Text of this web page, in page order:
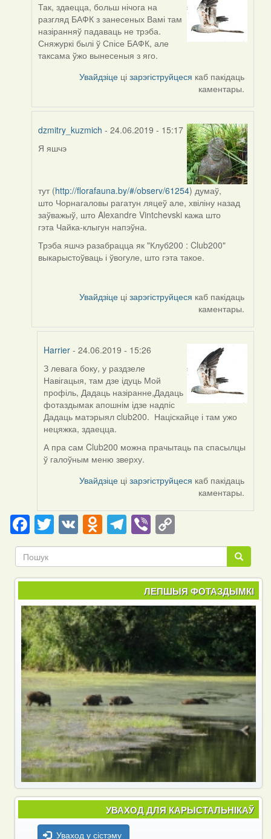
In
reply
to
by
Harrier
Так, здаецца, больш нічога на
разгляд БАФК з занесеных Вамі там
назіранняў падаваць не трэба.
Сняжуркі былі ў Спісе БАФК, але
таксама ўжо вынесеныя з яго.
Увайдзіце цізарэгіструйцеся каб пакідаць
каментары.
dzmitry_kuzmich - 24.06.2019 - 15:17
In
by
Harrier
Я яшчэ
тут (http://florafauna.by/#/observ/61254) думаў,
што Чорнагаловы рагатун ляцеў але, хвіліну назад
заўважыў, што Alexandre Vintchevski кажа што
гэта Чайка-клыгун напэўна.
Трэба яшчэ разабрацца як "Клуб200 : Club200"
выкарыстоўваць і ўвогуле, што гэта такое.
Увайдзіце цізарэгіструйцеся каб пакідаць
каментары.
Harrier - 24.06.2019 - 15:26
In
reply
to
by
dzmitry_kuzmich
З левага боку, у раздзеле
Навігацыя, там дзе ідуць Мой
профіль, Дадаць назіранне,Дадаць
фотаздымак апошнім ідзе надпіс
Дадаць матэрыял club200. Націскайце і там ужо
нецяжка, здаецца.
А пра сам Club200 можна прачытаць па спасылцы
ў галоўным меню зверху.
Увайдзіце цізарэгіструйцеся каб пакідаць
каментары.
Facebook
Twitter
VKOdnoklassniki
Telegram
ViberCopy
Link Пошук
Пошук
ЛЕПШЫЯ ФОТАЗДЫМКІ
УВАХОД ДЛЯ КАРЫСТАЛЬНІКАЎ
Уваход у сістэму